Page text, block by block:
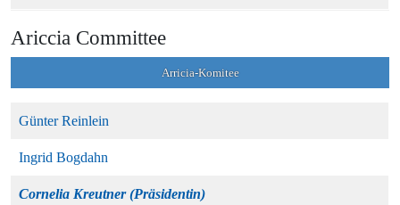
Ariccia Committee
Arricia-Komitee
Günter Reinlein
Ingrid Bogdahn
Cornelia Kreutner (Präsidentin)